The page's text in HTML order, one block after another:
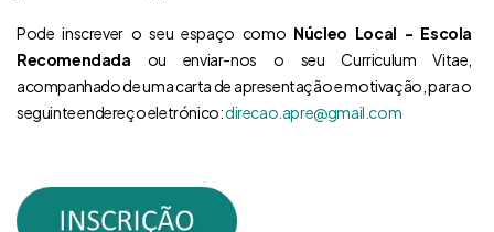
Pode inscrever o seu espaço como Núcleo Local - Escola
Recomendada ou enviar-nos o seu Curriculum Vitae,
acompanhado de uma carta de apresentação e motivação, para o
seguinte endereço eletrónico:direcao.apre@gmail.com